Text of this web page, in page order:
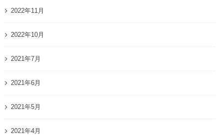
2022年11月
2022年10月
2021年7月
2021年6月
2021年5月
2021年4月